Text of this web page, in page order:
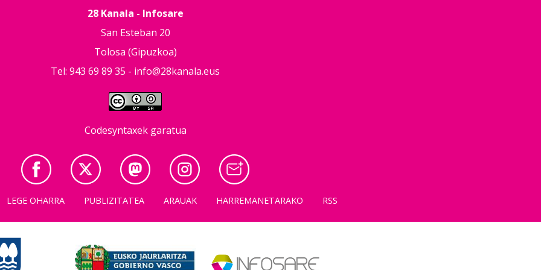
28 Kanala - Infosare
San Esteban 20
Tolosa (Gipuzkoa)
Tel: 943 69 89 35 - info@28kanala.eus
Codesyntaxek garatua
LEGE OHARRA PUBLIZITATEA ARAUAK HARREMANETARAKO RSS